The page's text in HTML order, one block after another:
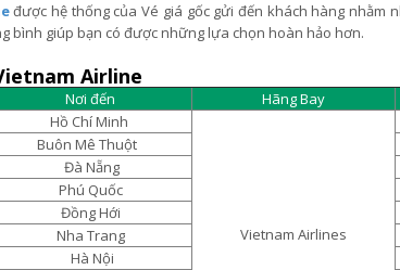
được hệ thống của Vé giá gốc gửi đến khách hàng nhằm
bình giúp bạn có được những lựa chọn hoàn hảo hơn.
Airline
Nơi đến Hãng Bay
Hồ Chí Minh
Vietnam Airlines
Buôn Mê Thuột
Đà Nẵng
Phú Quốc
Đồng Hới
Nha Trang
Hà Nội